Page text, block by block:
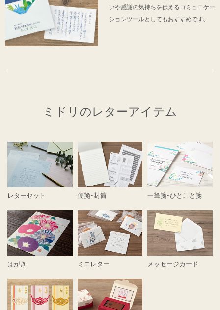
いや感謝の気持ちを伝えるコミュニケー
ションツールとしてもおすすめです。
ミドリのレターアイテム
レターセット 便箋・封筒 一筆箋・ひとこと箋
はがき ミニレター メッセージカード